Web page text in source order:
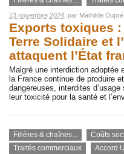
13 novembre 2024 , par Mathilde Dupré
Exports toxiques
Terre Solidaire et
attaquent l’État
Malgré une interdiction adoptée
la France continue de produire
dangereuses, interdites
leur toxicité pour la santé et
Filières & chaînes... Coûts
Traités commerciaux
Accord